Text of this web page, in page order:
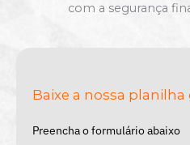
com a segurança
Baixe a nossa
Preencha o formulário abaixo